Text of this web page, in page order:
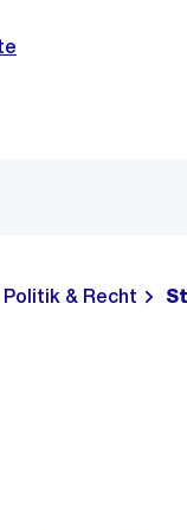
Politik & Recht